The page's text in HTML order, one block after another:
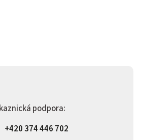
podpora:
+420 374 446 702